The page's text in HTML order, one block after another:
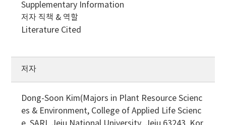
Supplementary Information
저자 직책 & 역할
Literature Cited
저자
Dong-Soon Kim(Majors in Plant Resource Scienc
es & Environment, College of Applied Life Scienc